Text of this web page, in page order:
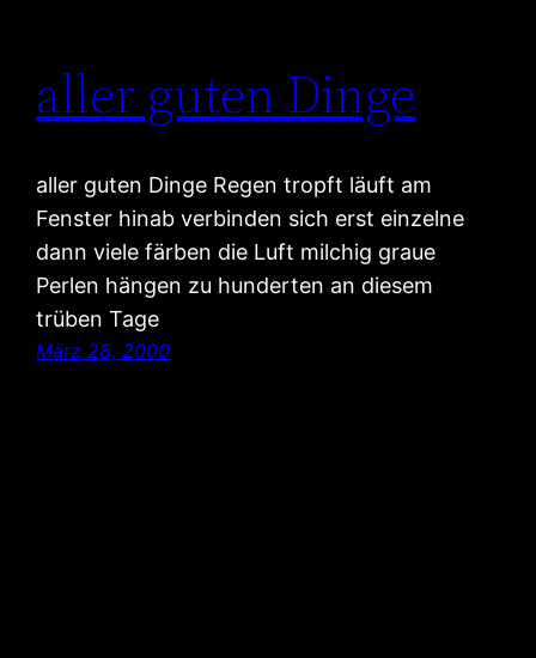
aller guten Dinge
aller guten Dinge Regen tropft läuft am
Fenster hinab verbinden sich erst einzelne
dann viele färben die Luft milchig graue
Perlen hängen zu hunderten an diesem
trüben Tage
März 28, 2000